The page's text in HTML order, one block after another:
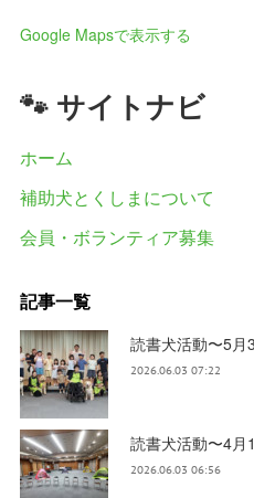
Google Mapsで表示する
🐾 サイトナビ
ホーム
補助犬とくしまについて
会員・ボランティア募集
記事一覧
読書犬活動〜5月
2026.06.03 07:22
読書犬活動〜4月
2026.06.03 06:56